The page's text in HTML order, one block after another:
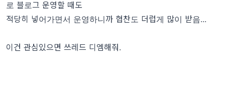
로 블로그 운영할 때도
적당히 넣어가면서 운영하니까 협찬도 더럽게 많이 받음...
이건 관심있으면 쓰레드 디엠해줘.